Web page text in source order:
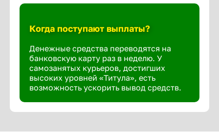
Когда поступают выплаты?
Денежные средства переводятся на
банковскую карту раз в неделю. У
самозанятых курьеров, достигших
высоких уровней «Титула», есть
возможность ускорить вывод средств.